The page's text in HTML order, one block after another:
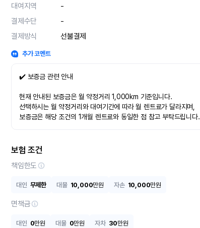
대여지역
-
결제수단
-
결제방식
선불결제
추가 코멘트
✔️ 보증금 관련 안내
현재 안내된 보증금은 월 약정거리 1,000km 기준입니다.
선택하시는 월 약정거리와 대여기간에 따라 월 렌트료가 달라지며,
보증금은 해당 조건의 1개월 렌트료와 동일한 점 참고 부탁드립니다.
보험 조건
책임한도
대인 무제한 대물 10,000만원 자손 10,000만원
면책금
대인 0만원 대물 0만원 자차 30만원